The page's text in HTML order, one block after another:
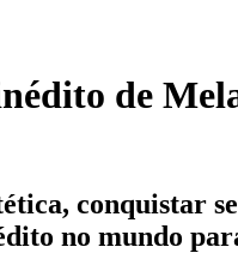
de
conquistar
no mundo